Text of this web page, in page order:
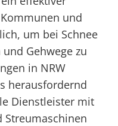
und
um bei Schnee
Gehwege zu
in NRW
herausfordernd
Dienstleister mit
Streumaschinen